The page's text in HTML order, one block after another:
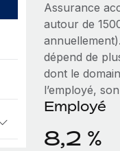
Assurance
autour de
dépend de
dont le
l’employé,
Employé
8,2 %